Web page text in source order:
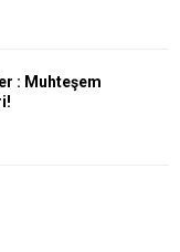
: Muhteşem